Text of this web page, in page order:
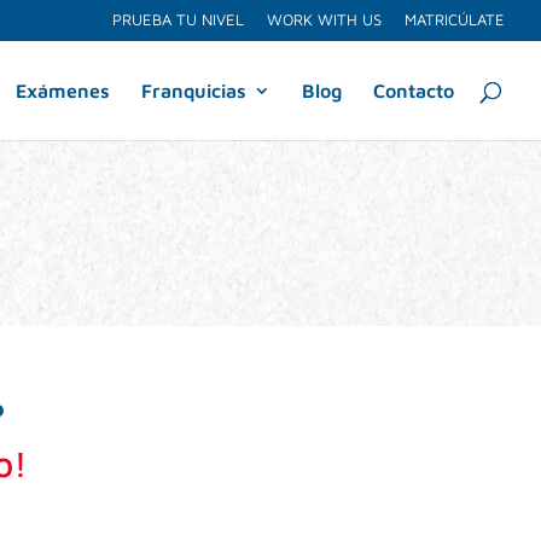
PRUEBA TU NIVEL WORK WITH US MATRICÚLATE
Exámenes Franquicias Blog Contacto